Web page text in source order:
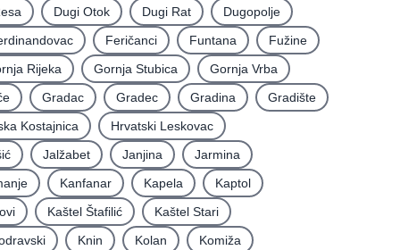
Dugi Otok Dugi Rat
Dugopolje
Feričanci Funtana
Fužine
Rijeka Gornja Stubica
Gornja Vrba
Gradac Gradec Gradina
Gradište
Kostajnica
Hrvatski Leskovac
Jalžabet Janjina
Jarmina
Kanfanar Kapela
Kaptol
Kaštel Štafilić
Kaštel Stari
Knin Kolan
Komiža